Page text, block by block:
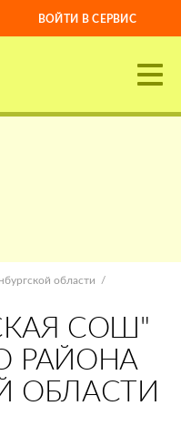
ВОЙТИ В СЕРВИС
области
СОШ"
РАЙОНА
ОБЛАСТИ